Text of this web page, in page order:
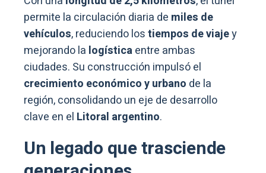
permite la circulación diaria de miles de
vehículos, reduciendo lostiempos de viajey
mejorando la logísticaentre ambas
ciudades. Su construcción impulsó el
crecimiento económico y urbano de la
región, consolidando un eje de desarrollo
clave en el Litoral argentino.
Un legado que trasciende